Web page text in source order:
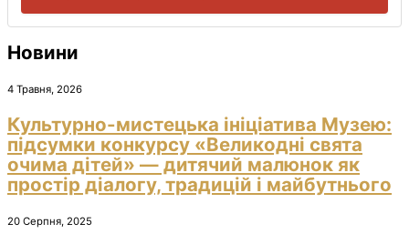
Новини
4 Травня, 2026
Культурно-мистецька ініціатива Музею:
підсумки конкурсу «Великодні свята
очима дітей» — дитячий малюнок як
простір діалогу, традицій і майбутнього
20 Серпня, 2025